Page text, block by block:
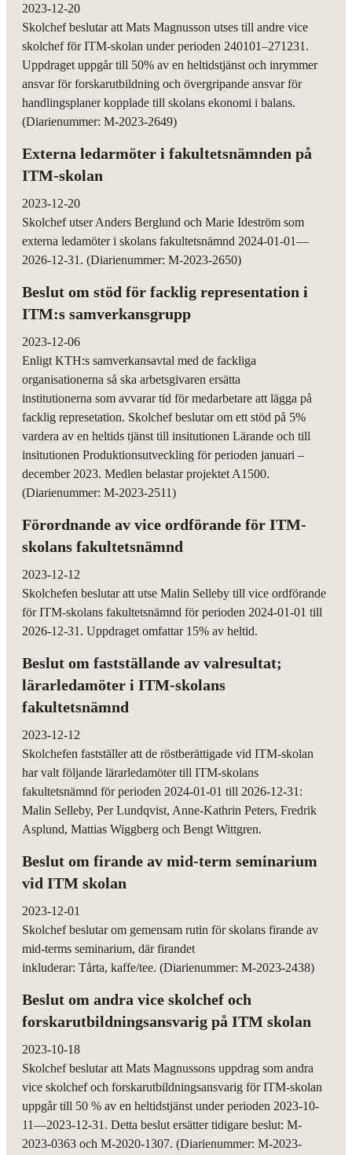
2023-12-20
Skolchef beslutar att Mats Magnusson utses till andre vice
skolchef för ITM-skolan under perioden 240101–271231.
Uppdraget uppgår till 50% av en heltidstjänst och inrymmer
ansvar för forskarutbildning och övergripande ansvar för
handlingsplaner kopplade till skolans ekonomi i balans.
(Diarienummer: M-2023-2649)
Externa ledarmöter i fakultetsnämnden på
ITM-skolan
2023-12-20
Skolchef utser Anders Berglund och Marie Ideström som
externa ledamöter i skolans fakultetsnämnd 2024-01-01—
2026-12-31. (Diarienummer: M-2023-2650)
Beslut om stöd för facklig representation i
ITM:s samverkansgrupp
2023-12-06
Enligt KTH:s samverkansavtal med de fackliga
organisationerna så ska arbetsgivaren ersätta
institutionerna som avvarar tid för medarbetare att lägga på
facklig represetation. Skolchef beslutar om ett stöd på 5%
vardera av en heltids tjänst till insitutionen Lärande och till
insitutionen Produktionsutveckling för perioden januari –
december 2023. Medlen belastar projektet A1500.
(Diarienummer: M-2023-2511)
Förordnande av vice ordförande för ITM-
skolans fakultetsnämnd
2023-12-12
Skolchefen beslutar att utse Malin Selleby till vice ordförande
för ITM-skolans fakultetsnämnd för perioden 2024-01-01 till
2026-12-31. Uppdraget omfattar 15% av heltid.
Beslut om fastställande av valresultat;
lärarledamöter i ITM-skolans
fakultetsnämnd
2023-12-12
Skolchefen fastställer att de röstberättigade vid ITM-skolan
har valt följande lärarledamöter till ITM-skolans
fakultetsnämnd för perioden 2024-01-01 till 2026-12-31:
Malin Selleby, Per Lundqvist, Anne-Kathrin Peters, Fredrik
Asplund, Mattias Wiggberg och Bengt Wittgren.
Beslut om firande av mid-term seminarium
vid ITM skolan
2023-12-01
Skolchef beslutar om gemensam rutin för skolans firande av
mid-terms seminarium, där firandet
inkluderar: Tårta, kaffe/tee. (Diarienummer: M-2023-2438)
Beslut om andra vice skolchef och
forskarutbildningsansvarig på ITM skolan
2023-10-18
Skolchef beslutar att Mats Magnussons uppdrag som andra
vice skolchef och forskarutbildningsansvarig för ITM-skolan
uppgår till 50 % av en heltidstjänst under perioden 2023-10-
11—2023-12-31. Detta beslut ersätter tidigare beslut: M-
2023-0363 och M-2020-1307. (Diarienummer: M-2023-